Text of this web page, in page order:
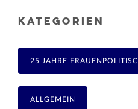
KATEGORIEN
25 JAHRE
ALLGEMEIN